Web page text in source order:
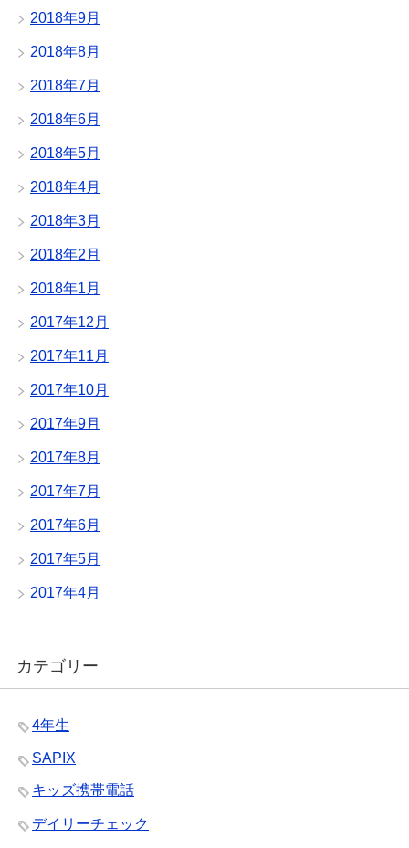
2018年9月
2018年8月
2018年7月
2018年6月
2018年5月
2018年4月
2018年3月
2018年2月
2018年1月
2017年12月
2017年11月
2017年10月
2017年9月
2017年8月
2017年7月
2017年6月
2017年5月
2017年4月
カテゴリー
4年生
SAPIX
キッズ携帯電話
デイリーチェック